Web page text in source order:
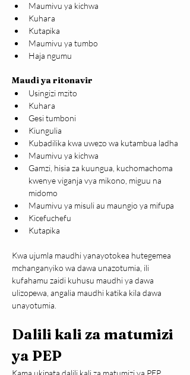
Maumivu ya kichwa
Kuhara
Kutapika
Maumivu ya tumbo
Haja ngumu
Maudi ya ritonavir
Usingizi mzito
Kuhara
Gesi tumboni
Kiungulia
Kubadilika kwa uwezo wa kutambua ladha
Maumivu ya kichwa
Gamzi, hisia za kuungua, kuchomachoma
kwenye viganja vya mikono, miguu na
midomo
Maumivu ya misuli au maungio ya mifupa
Kicefuchefu
Kutapika
Kwa ujumla maudhi yanayotokea hutegemea
mchanganyiko wa dawa unazotumia, ili
kufahamu zaidi kuhusu maudhi ya dawa
ulizopewa, angalia maudhi katika kila dawa
unayotumia.
Dalili kali za matumizi
ya PEP